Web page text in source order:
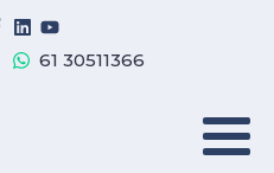
61 30511366